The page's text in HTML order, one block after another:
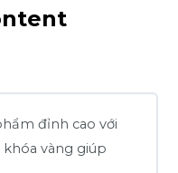
đỉnh cao với
khóa vàng giúp